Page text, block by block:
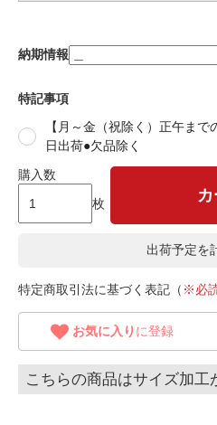
納期情報
特記事項
【月～金（祝除く）正午ま
日出荷●欠品除く
購入数
枚
出荷予定を
特定商取引法に基づく表記（ ※必
お気に入り に登録
こちらの商品はサイズ加工